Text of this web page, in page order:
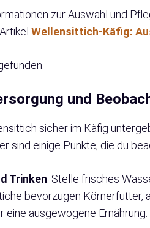
zur Auswahl und
Wellensittich-Käfig:
und
sicher im Käfig
sind einige Punkte, die du
Trinken: Stelle frisches
bevorzugen Körnerfutter,
eine ausgewogene Ernährung.